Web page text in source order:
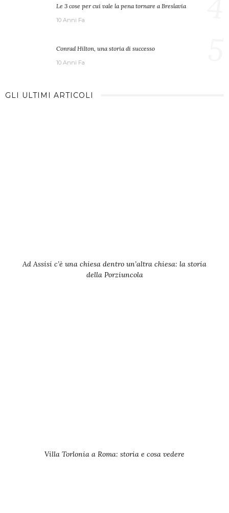
Le 3 cose per cui vale la pena tornare a Breslavia
10 Anni Fa
Conrad Hilton, una storia di successo
10 Anni Fa
GLI ULTIMI ARTICOLI
Ad Assisi c’è una chiesa dentro un’altra chiesa: la storia
della Porziuncola
Villa Torlonia a Roma: storia e cosa vedere